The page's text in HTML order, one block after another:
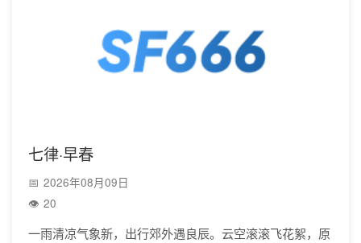
七律·早春
2026年08月09日
20
一雨清凉气象新，出行郊外遇良辰。云空滚滚飞花絮，原